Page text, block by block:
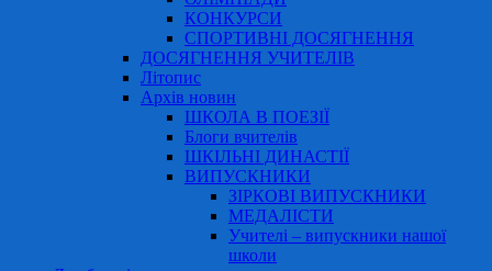
КОНКУРСИ
СПОРТИВНІ ДОСЯГНЕННЯ
ДОСЯГНЕННЯ УЧИТЕЛІВ
Літопис
Архів новин
ШКОЛА В ПОЕЗІЇ
Блоги вчителів
ШКІЛЬНІ ДИНАСТІЇ
ВИПУСКНИКИ
ЗІРКОВІ ВИПУСКНИКИ
МЕДАЛІСТИ
Учителі – випускники нашої
школи